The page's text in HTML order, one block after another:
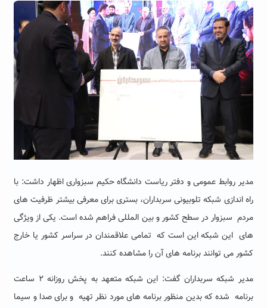
مدیر روابط عمومی و دفتر ریاست دانشگاه حکیم سبزواری اظهار داشت: با
راه اندازی شبکه تلوبیونی سربداران، بستری برای معرفی بیشتر ظرفیت های
مردم سبزوار در سطح کشور و بین المللی فراهم شده است. یکی از ویژگی
های این شبکه این است که تمامی علاقمندان در سراسر کشور یا خارج
کشور می توانند برنامه های آن را مشاهده کنند.
مدیر شبکه سربداران گفت: این شبکه متعهد به پخش روزانه ۲ ساعت
برنامه شده که بدین منظور برنامه های مورد نظر تهیه و برای صدا و سیما